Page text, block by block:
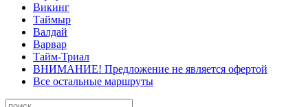
Викинг
Таймыр
Валдай
Варвар
Тайм-Триал
ВНИМАНИЕ! Предложение не является офертой
Все остальные маршруты